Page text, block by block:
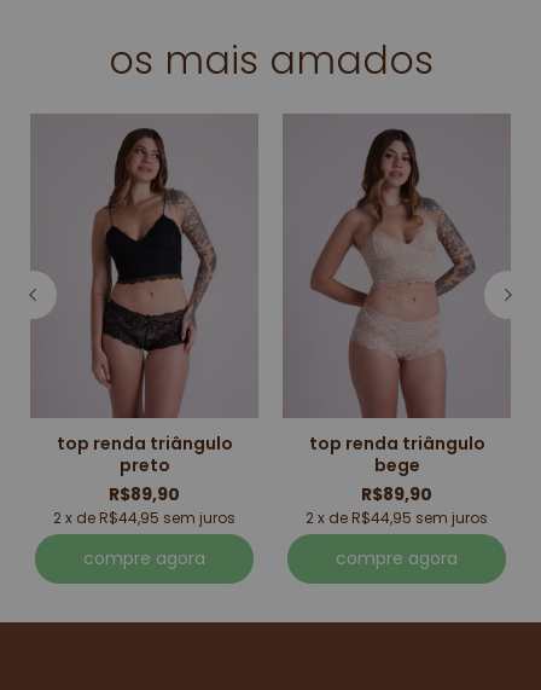
os mais amados
top renda triângulo
preto
R$89,90
2 x de R$44,95 sem juros
compre agora
top renda triângulo
bege
R$89,90
2 x de R$44,95 sem juros
compre agora